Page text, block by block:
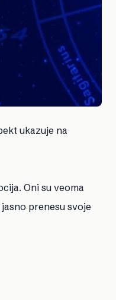
ukazuje na
Oni su veoma
prenesu svoje